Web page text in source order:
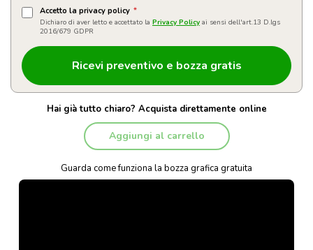
Accetto la privacy policy *
Dichiaro di aver letto e accettato la Privacy Policy ai sensi dell'art.13 D.lgs
2016/679 GDPR
Hai già tutto chiaro? Acquista direttamente online
Aggiungi al carrello
Guarda come funziona la bozza grafica gratuita